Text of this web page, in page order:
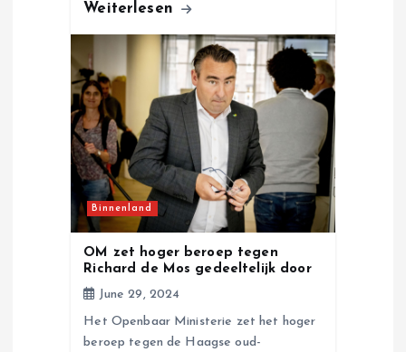
Weiterlesen
Binnenland
OM zet hoger beroep tegen
Richard de Mos gedeeltelijk door
June 29, 2024
Het Openbaar Ministerie zet het hoger
beroep tegen de Haagse oud-